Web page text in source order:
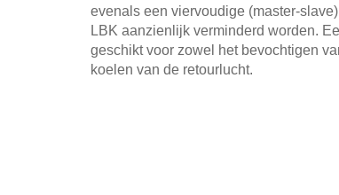
evenals een viervoudige (master-
LBK aanzienlijk verminderd worden.
geschikt voor zowel het bevochtigen
koelen van de retourlucht.